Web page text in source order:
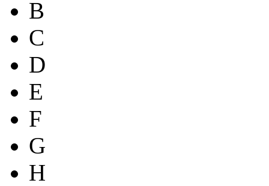
B
C
D
E
F
G
H